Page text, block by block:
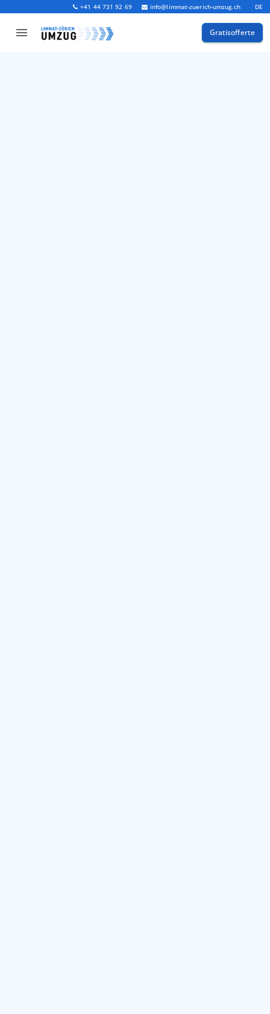
+41 44 731 92 69 info@limmat-zuerich-umzug.ch DE
Gratisofferte